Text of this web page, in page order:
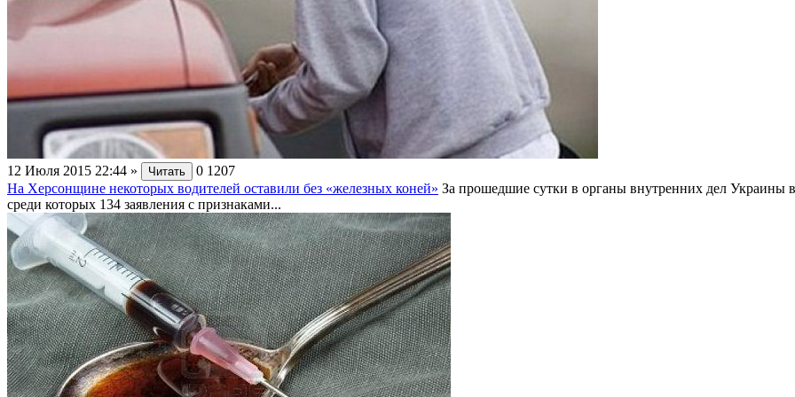
12 Июля 2015 22:44 » Читать 0 1207
На Херсонщине некоторых водителей оставили без «железных коней» За прошедшие сутки в органы внутренних дел Украины
среди которых 134 заявления с признаками...